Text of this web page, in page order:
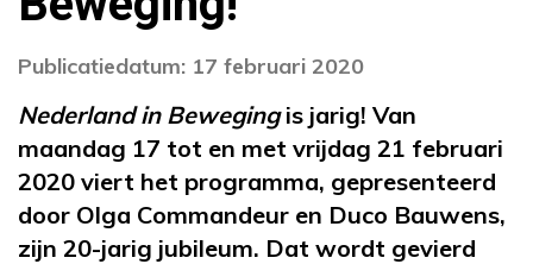
Publicatiedatum: 17 februari 2020
Nederland in Bewegingis jarig! Van
maandag 17 tot en met vrijdag 21 februari
2020 viert het programma, gepresenteerd
door Olga Commandeur en Duco Bauwens,
zijn 20-jarig jubileum. Dat wordt gevierd